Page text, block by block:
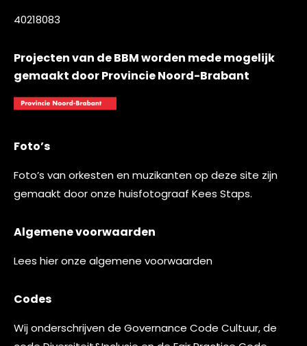
40218083
Projecten van de BBM worden mede mogelijk
gemaakt door Provincie Noord-Brabant
Foto’s
Foto’s van orkesten en muzikanten op deze site zijn
gemaakt door onze huisfotograaf Kees Staps.
Algemene voorwaarden
Lees hieronze algemene voorwaarden
Codes
Wij onderschrijven de Governance Code Cultuur, de